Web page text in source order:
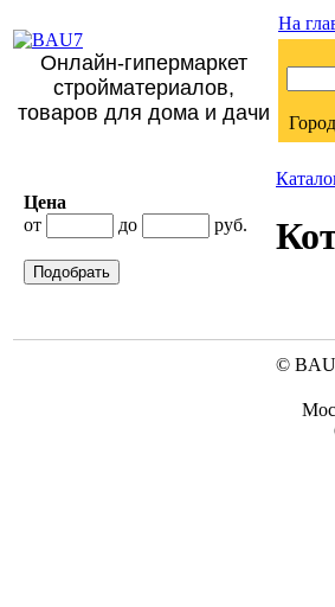
Онлайн-гипермаркет
стройматериалов,
товаров для дома и дачи
На
Цена
от
до руб.
Подобрать
©